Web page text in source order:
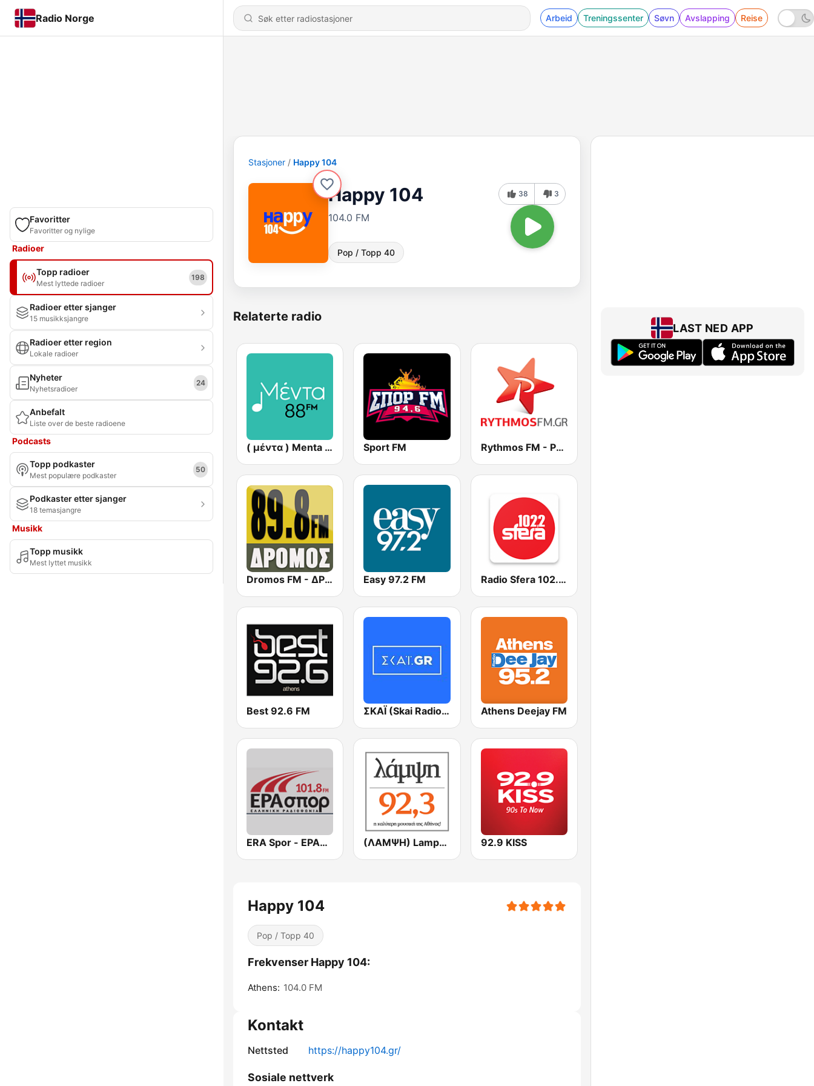
Radio Norge Arbeid Treningssenter Søvn Avslapping Reise
Favoritter
Favoritter og nylige
Radioer
Topp radioer
Mest lyttede radioer
198
Radioer etter sjanger
15 musikksjangre
Radioer etter region
Lokale radioer
Nyheter
Nyhetsradioer
24
Anbefalt
Liste over de beste radioene
Podcasts
Topp podkaster
Mest populære podkaster
50
Podkaster etter sjanger
18 temasjangre
Musikk
Topp musikk
Mest lyttet musikk
Stasjoner Happy 104
Happy 104
104.0 FM
Pop / Topp 40
38 3
Relaterte radio
( μέντα ) Menta 88 FM Sport FM Rythmos FM - Ρυθμος 94.9
Dromos FM - ΔΡΟΜΟΣ 89.8 Easy 97.2 FM Radio Sfera 102.2 FM
Best 92.6 FM ΣΚΑΪ (Skai Radio 100.3) Athens Deejay FM
ERA Spor - ΕΡΑΣΠΟΡ (ΛΑΜΨΗ) Lampsi 92.3 FM 92.9 KISS
Happy 104
Pop / Topp 40
Frekvenser Happy 104:
Athens: 104.0 FM
Kontakt
Nettsted https://happy104.gr/
Sosiale nettverk
LAST NED APP